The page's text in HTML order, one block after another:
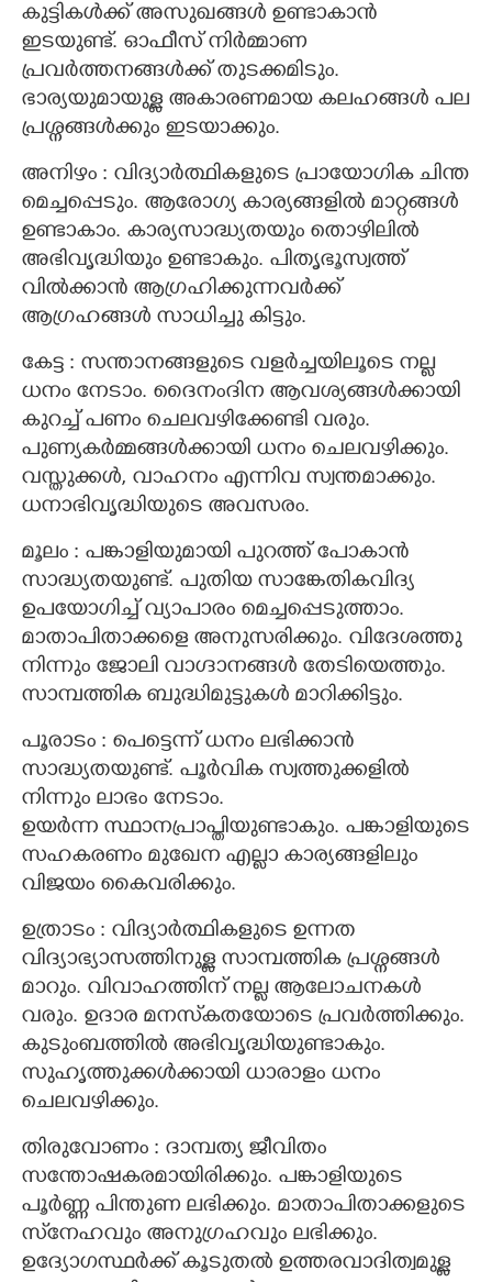
കുട്ടികൾക്ക് അസുഖങ്ങൾ ഉണ്ടാകാൻ
ഇടയുണ്ട്. ഓഫീസ് നിർമ്മാണ
പ്രവർത്തനങ്ങൾക്ക് തുടക്കമിടും.
ഭാര്യയുമായുള്ള അകാരണമായ കലഹങ്ങൾ പല
പ്രശ്നങ്ങൾക്കും ഇടയാക്കും.
അനിഴം : വിദ്യാർത്ഥികളുടെ പ്രായോഗിക ചിന്ത
മെച്ചപ്പെടും. ആരോഗ്യ കാര്യങ്ങളിൽ മാറ്റങ്ങൾ
ഉണ്ടാകാം. കാര്യസാദ്ധ്യതയും തൊഴിലിൽ
അഭിവൃദ്ധിയും ഉണ്ടാകും. പിതൃഭൂസ്വത്ത്
വിൽക്കാൻ ആഗ്രഹിക്കുന്നവർക്ക്
ആഗ്രഹങ്ങൾ സാധിച്ചു കിട്ടും.
കേട്ട : സന്താനങ്ങളുടെ വളർച്ചയിലൂടെ നല്ല
ധനം നേടാം. ദൈനംദിന ആവശ്യങ്ങൾക്കായി
കുറച്ച് പണം ചെലവഴിക്കേണ്ടി വരും.
പുണ്യകർമ്മങ്ങൾക്കായി ധനം ചെലവഴിക്കും.
വസ്തുക്കൾ, വാഹനം എന്നിവ സ്വന്തമാക്കും.
ധനാഭിവൃദ്ധിയുടെ അവസരം.
മൂലം : പങ്കാളിയുമായി പുറത്ത് പോകാൻ
സാദ്ധ്യതയുണ്ട്. പുതിയ സാങ്കേതികവിദ്യ
ഉപയോഗിച്ച് വ്യാപാരം മെച്ചപ്പെടുത്താം.
മാതാപിതാക്കളെ അനുസരിക്കും. വിദേശത്തു
നിന്നും ജോലി വാഗ്ദാനങ്ങൾ തേടിയെത്തും.
സാമ്പത്തിക ബുദ്ധിമുട്ടുകൾ മാറിക്കിട്ടും.
പൂരാടം : പെട്ടെന്ന് ധനം ലഭിക്കാൻ
സാദ്ധ്യതയുണ്ട്. പൂർവിക സ്വത്തുക്കളിൽ
നിന്നും ലാഭം നേടാം.
ഉയർന്ന സ്ഥാനപ്രാപ്തിയുണ്ടാകും. പങ്കാളിയുടെ
സഹകരണം മുഖേന എല്ലാ കാര്യങ്ങളിലും
വിജയം കൈവരിക്കും.
ഉത്രാടം : വിദ്യാർത്ഥികളുടെ ഉന്നത
വിദ്യാഭ്യാസത്തിനുള്ള സാമ്പത്തിക പ്രശ്നങ്ങൾ
മാറും. വിവാഹത്തിന് നല്ല ആലോചനകൾ
വരും. ഉദാര മനസ്‌കതയോടെ പ്രവർത്തിക്കും.
കുടുംബത്തിൽ അഭിവൃദ്ധിയുണ്ടാകും.
സുഹൃത്തുക്കൾക്കായി ധാരാളം ധനം
ചെലവഴിക്കും.
തിരുവോണം : ദാമ്പത്യ ജീവിതം
സന്തോഷകരമായിരിക്കും. പങ്കാളിയുടെ
പൂർണ്ണ പിന്തുണ ലഭിക്കും. മാതാപിതാക്കളുടെ
സ്‌നേഹവും അനുഗ്രഹവും ലഭിക്കും.
ഉദ്യോഗസ്ഥർക്ക് കൂടുതൽ ഉത്തരവാദിത്വമുള്ള